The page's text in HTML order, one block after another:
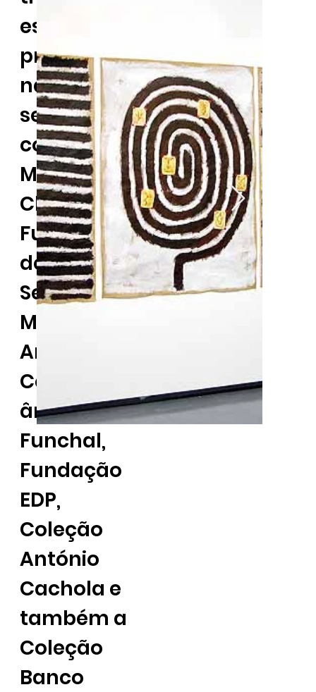
está
presente
nas
seguintes
coleções:
Museu do
Chiado,
Fundação
de
Serralves,
Museu de
Arte
Contempor
ânea do
Funchal,
Fundação
EDP,
Coleção
António
Cachola e
também a
Coleção
Banco